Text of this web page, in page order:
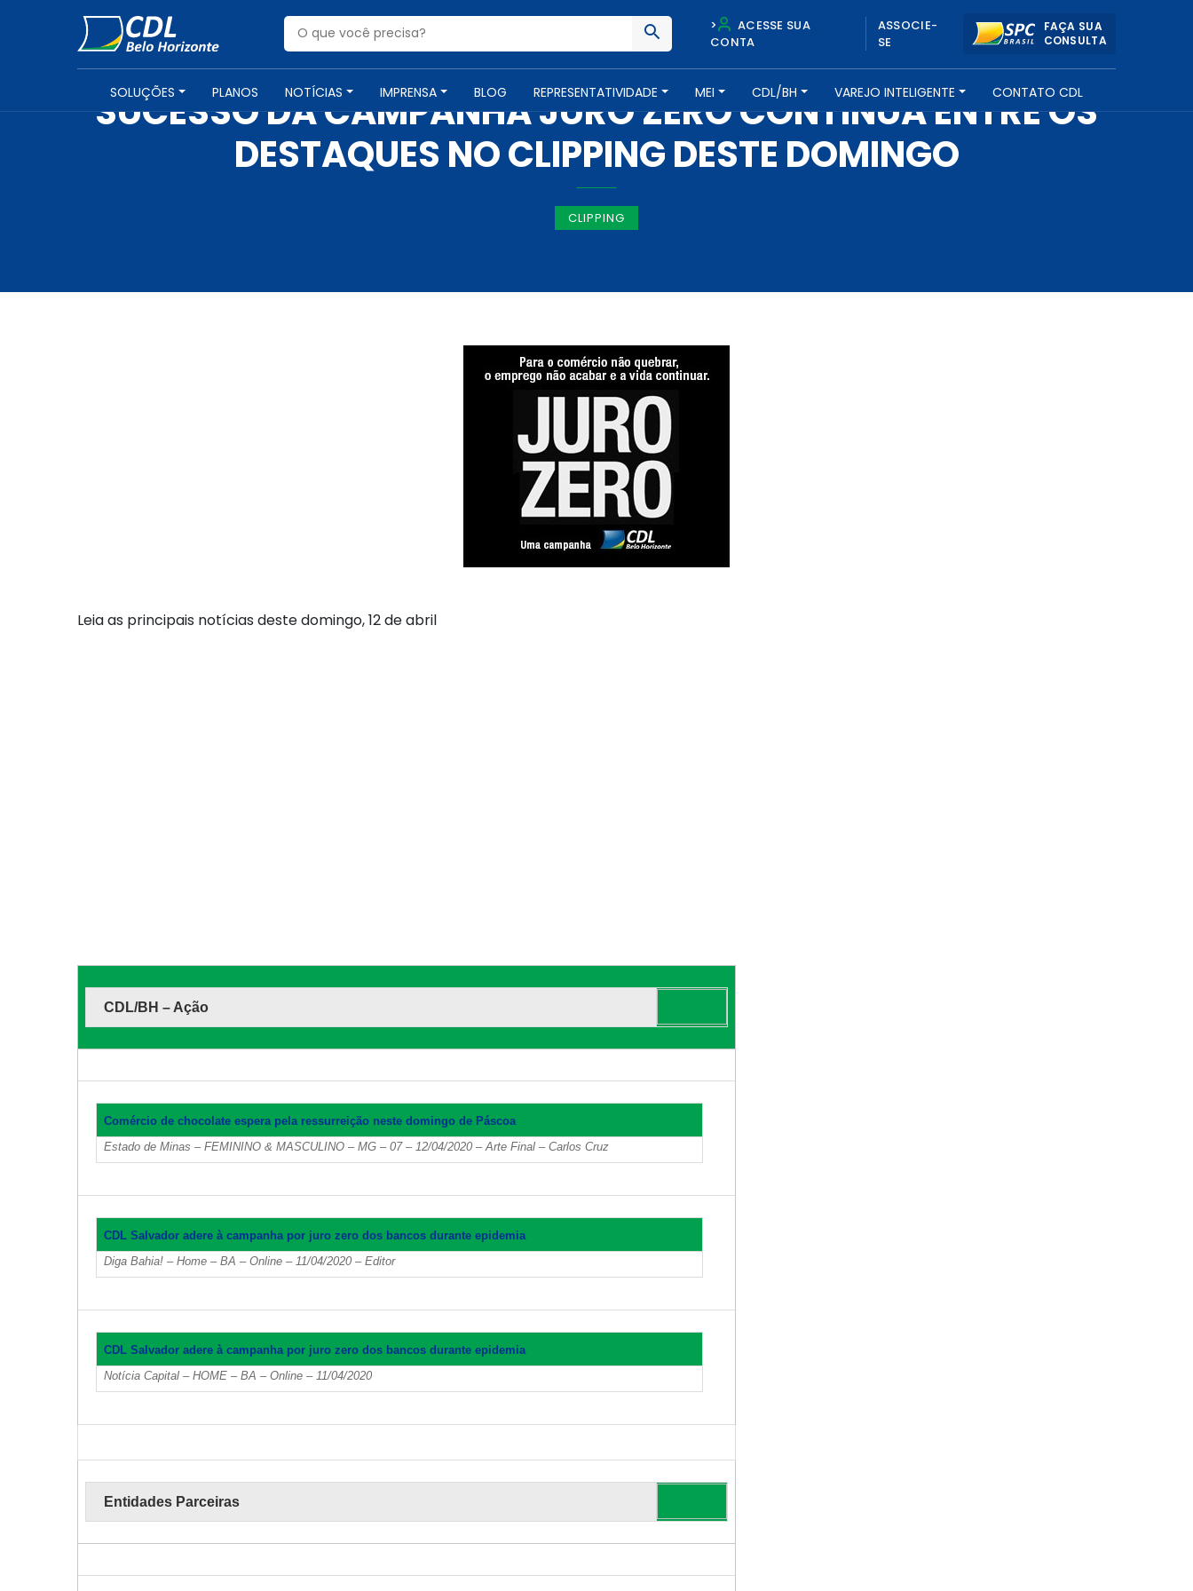
>
ACESSE SUA
CONTA
ASSOCIE-
SE
FAÇA SUA
CONSULTA
SOLUÇÕES PLANOS NOTÍCIAS IMPRENSA BLOG REPRESENTATIVIDADE MEI CDL/BH VAREJO INTELIGENTE CONTATO CDL
IMPRENSA -12 DE ABRIL DE 2020
SUCESSO DA CAMPANHA JURO ZERO CONTINUA ENTRE OS
DESTAQUES NO CLIPPING DESTE DOMINGO
CLIPPING
Leia as principais notícias deste domingo, 12 de abril
CDL/BH – Ação
Comércio de chocolate espera pela ressurreição neste domingo de Páscoa
Estado de Minas – FEMININO & MASCULINO – MG – 07 – 12/04/2020 – Arte Final – Carlos Cruz
CDL Salvador adere à campanha por juro zero dos bancos durante epidemia
Diga Bahia! – Home – BA – Online – 11/04/2020 – Editor
CDL Salvador adere à campanha por juro zero dos bancos durante epidemia
Notícia Capital – HOME – BA – Online – 11/04/2020
Entidades Parceiras